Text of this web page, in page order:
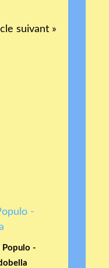
suivant »
Populo -